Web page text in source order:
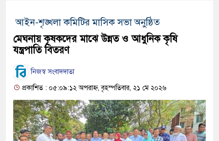
আইন-শৃঙ্খলা কমিটির মাসিক সভা অনুষ্ঠিত
মেঘনায় কৃষকদের মাঝে উন্নত ও আধুনিক কৃষি
যন্ত্রপাতি বিতরণ
নিজস্ব সংবাদদাতা
প্রকাশিত : ০৫:০৯:১২ অপরাহ্ন, বৃহস্পতিবার, ২১ মে ২০২৬